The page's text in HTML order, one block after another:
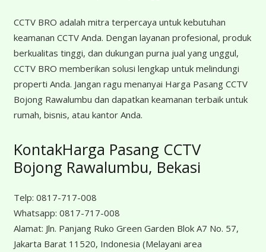
CCTV BRO adalah mitra terpercaya untuk kebutuhan
keamanan CCTV Anda. Dengan layanan profesional, produk
berkualitas tinggi, dan dukungan purna jual yang unggul,
CCTV BRO memberikan solusi lengkap untuk melindungi
properti Anda. Jangan ragu menanyai Harga Pasang CCTV
Bojong Rawalumbu dan dapatkan keamanan terbaik untuk
rumah, bisnis, atau kantor Anda.
KontakHarga Pasang CCTV
Bojong Rawalumbu, Bekasi
Telp: 0817-717-008
Whatsapp: 0817-717-008
Alamat: Jln. Panjang Ruko Green Garden Blok A7 No. 57,
Jakarta Barat 11520, Indonesia (Melayani area